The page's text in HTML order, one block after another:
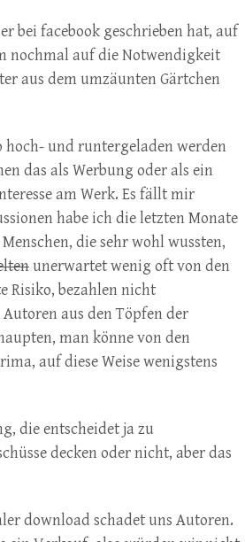
bei facebook geschrieben hat, auf
nochmal auf die Notwendigkeit
aus dem umzäunten Gärtchen
hoch- und runtergeladen werden
das als Werbung oder als ein
am Werk. Es fällt mir
habe ich die letzten Monate
die sehr wohl wussten,
unerwartet wenig oft von den
Risiko, bezahlen nicht
aus den Töpfen der
man könne von den
auf diese Weise wenigstens
die entscheidet ja zu
decken oder nicht, aber das
download schadet uns Autoren.